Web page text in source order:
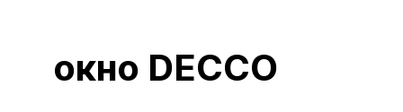
окно DECCO